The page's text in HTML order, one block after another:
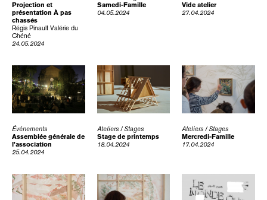
Projection et
présentation À pas
chassés
Régis Pinault Valérie du
Chéné
24.05.2024
Samedi-Famille
04.05.2024
Vide atelier
27.04.2024
Événements
Assemblée générale de
l’association
25.04.2024
Ateliers / Stages
Stage de printemps
18.04.2024
Ateliers / Stages
Mercredi-Famille
17.04.2024